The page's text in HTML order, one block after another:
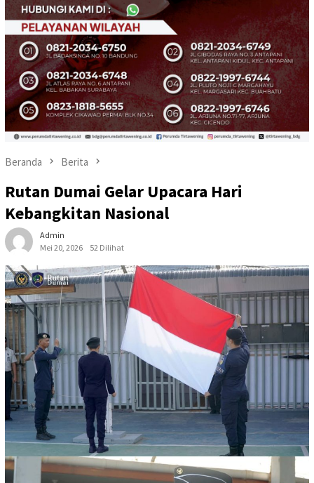
Beranda Berita
Rutan Dumai Gelar Upacara Hari
Kebangkitan Nasional
Admin
Mei 20, 2026
52 Dilihat